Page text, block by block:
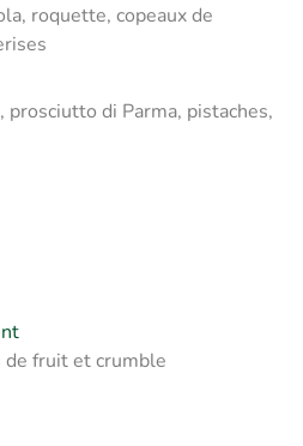
roquette, copeaux de
prosciutto di Parma, pistaches,
fruit et crumble